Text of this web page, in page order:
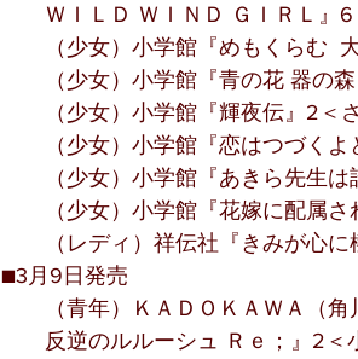
ＷＩＬＤ ＷＩＮＤ ＧＩＲＬ』6
（少女）小学館『めもくらむ  大
（少女）小学館『青の花 器の森
（少女）小学館『輝夜伝』2＜さ
（少女）小学館『恋はつづくよ
（少女）小学館『あきら先生は
（少女）小学館『花嫁に配属さ
（レディ）祥伝社『きみが心に
■3月9日発売
（青年）ＫＡＤＯＫＡＷＡ（角
反逆のルルーシュ Ｒｅ；』2＜